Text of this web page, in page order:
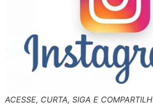
ACESSE, CURTA, SIGA E